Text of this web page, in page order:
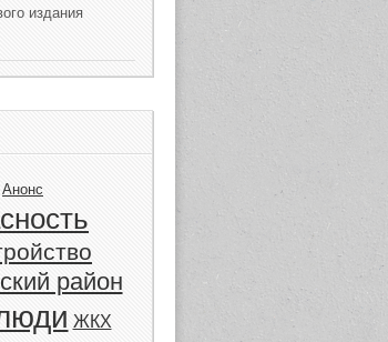
издания
Анонс
район
ЖКХ